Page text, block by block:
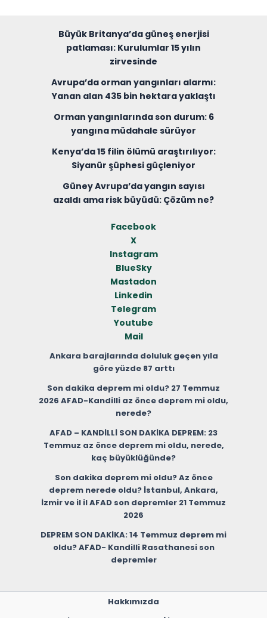
Büyük Britanya’da güneş enerjisi
patlaması: Kurulumlar 15 yılın
zirvesinde
Avrupa’da orman yangınları alarmı:
Yanan alan 435 bin hektara yaklaştı
Orman yangınlarında son durum: 6
yangına müdahale sürüyor
Kenya’da 15 filin ölümü araştırılıyor:
Siyanür şüphesi güçleniyor
Güney Avrupa’da yangın sayısı
azaldı ama risk büyüdü: Çözüm ne?
Facebook
X
Instagram
BlueSky
Mastadon
Linkedin
Telegram
Youtube
Mail
Ankara barajlarında doluluk geçen yıla
göre yüzde 87 arttı
Son dakika deprem mi oldu? 27 Temmuz
2026 AFAD-Kandilli az önce deprem mi oldu,
nerede?
AFAD – KANDİLLİ SON DAKİKA DEPREM: 23
Temmuz az önce deprem mi oldu, nerede,
kaç büyüklüğünde?
Son dakika deprem mi oldu? Az önce
deprem nerede oldu? İstanbul, Ankara,
İzmir ve il il AFAD son depremler 21 Temmuz
2026
DEPREM SON DAKİKA: 14 Temmuz deprem mi
oldu? AFAD- Kandilli Rasathanesi son
depremler
Hakkımızda